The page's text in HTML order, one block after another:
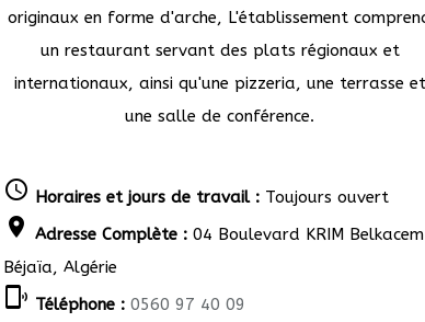
originaux en forme d'arche, L'établissement
un restaurant servant des plats régionaux et
internationaux, ainsi qu'une pizzeria, une terrasse et
une salle de conférence.
schedule Horaires et jours de travail : Toujours ouvert
location_on Adresse Complète : 04 Boulevard KRIM Belkacem
Béjaïa, Algérie
phonelink_ring Téléphone : 0560 97 40 09